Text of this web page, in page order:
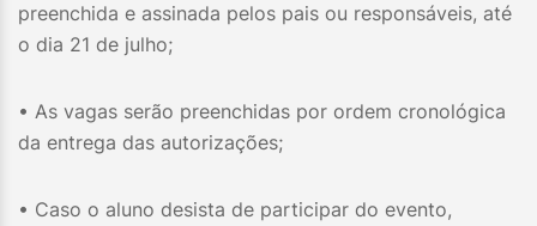
preenchida e assinada pelos pais ou responsáveis, até
o dia 21 de julho;
• As vagas serão preenchidas por ordem cronológica
da entrega das autorizações;
• Caso o aluno desista de participar do evento,